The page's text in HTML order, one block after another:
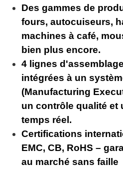
Des gammes de
fours, autocuiseurs,
machines à café,
bien plus encore.
4 lignes
intégrées à un
(Manufacturing
un contrôle qualité et
temps réel.
Certifications
EMC, CB, RoHS –
au marché sans faille